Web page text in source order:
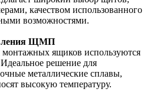
качеством использованного
возможностями.
ЩМП
монтажных ящиков используются
решение для
металлические сплавы,
высокую температуру.